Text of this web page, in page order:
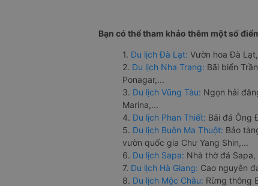
Bạn có thể tham khảo thêm một số
1. Du lịch Đà Lạt: Vườn hoa Đà
2. Du lịch Nha Trang: Bãi biển
Ponagar,...
3. Du lịch Vũng Tàu: Ngọn hải
Marina,...
4. Du lịch Phan Thiết: Bãi đá Ông
5. Du lịch Buôn Ma Thuột: Bảo
vườn quốc gia Chư Yang Shin,...
6. Du lịch Sapa: Nhà thờ đá
7. Du lịch Hà Giang: Cao nguyên
8. Du lịch Mộc Châu: Rừng thông